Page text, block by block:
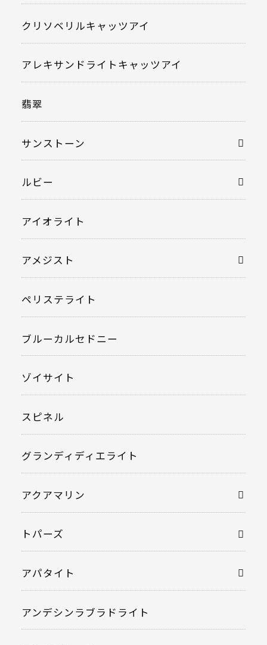
クリソベリルキャッツアイ
アレキサンドライトキャッツアイ
翡翠
サンストーン
ルビー
アイオライト
アメジスト
ペリステライト
ブルーカルセドニー
ゾイサイト
スピネル
グランディディエライト
アクアマリン
トパーズ
アパタイト
アンデシンラブラドライト